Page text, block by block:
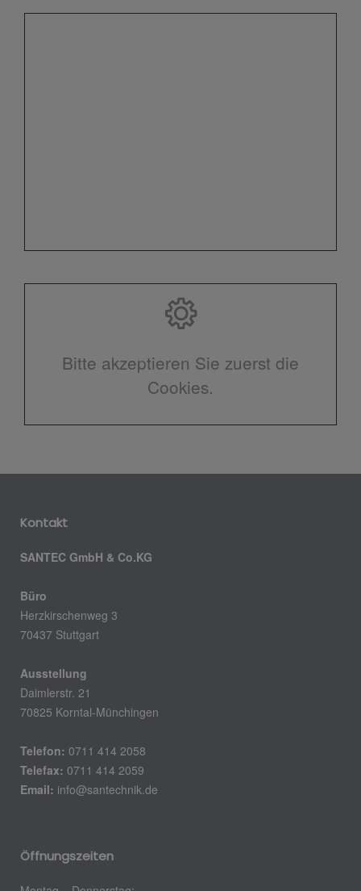
Bitte akzeptieren Sie zuerst die
Cookies.
Kontakt
SANTEC GmbH & Co.KG
Büro
Herzkirschenweg 3
70437 Stuttgart
Ausstellung
Daimlerstr. 21
70825 Korntal-Münchingen
Telefon: 0711 414 2058
Telefax: 0711 414 2059
Email: info@santechnik.de
Öffnungszeiten